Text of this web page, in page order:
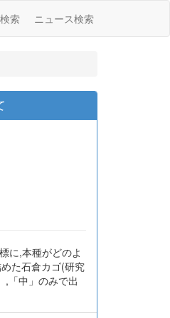
索 ニュース検索
に,本種がどのよ
た石倉カゴ(研究
,「中」のみで出